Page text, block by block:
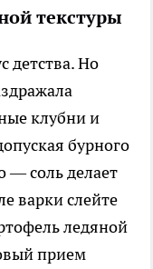
текстуры
детства. Но
клубни и
бурного
— соль делает
варки слейте
ледяной
прием